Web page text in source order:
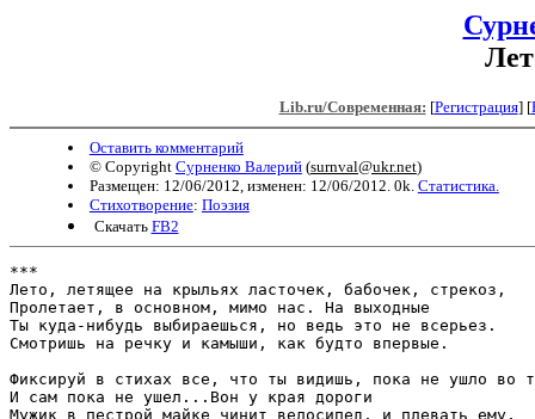
Lib.ru/Современная: [Регистрация] [
Оставить комментарий
© Copyright Сурненко Валерий(surnval@ukr.net)
Размещен: 12/06/2012, изменен: 12/06/2012. 0k. Статистика.
Стихотворение: Поэзия
Скачать FB2
***
Лето, летящее на крыльях ласточек, бабочек, стрекоз,
Пролетает, в основном, мимо нас. На выходные
Ты куда-нибудь выбираешься, но ведь это не всерьез.
Смотришь на речку и камыши, как будто впервые.
Фиксируй в стихах все, что ты видишь, пока не ушло во
И сам пока не ушел...Вон у края дороги
Мужик в пестрой майке чинит велосипед, и плевать ему,